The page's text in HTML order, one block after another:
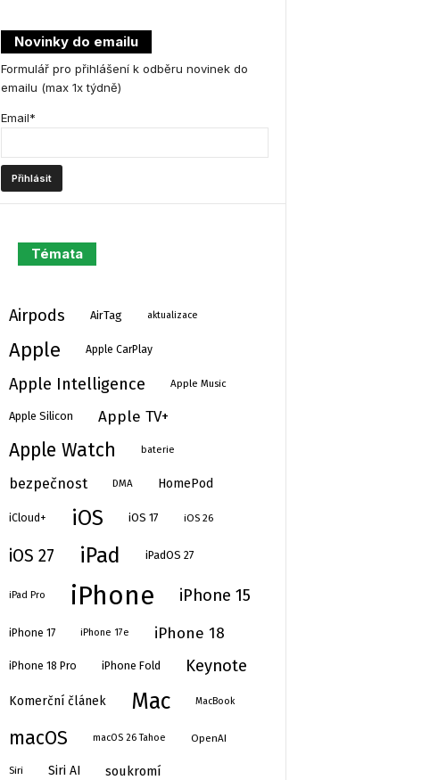
Novinky do emailu
Formulář pro přihlášení k odběru novinek do
emailu (max 1x týdně)
Email*
Témata
Airpods AirTag aktualizace
Apple Apple CarPlay
Apple Intelligence Apple Music
Apple Silicon Apple TV+
Apple Watch baterie
bezpečnost DMA HomePod
iCloud+ iOS iOS 17 iOS 26
iOS 27 iPad iPadOS 27
iPad Pro iPhone iPhone 15
iPhone 17 iPhone 17e iPhone 18
iPhone 18 Pro iPhone Fold Keynote
Komerční článek Mac MacBook
macOS macOS 26 Tahoe OpenAI
Siri Siri AI soukromí